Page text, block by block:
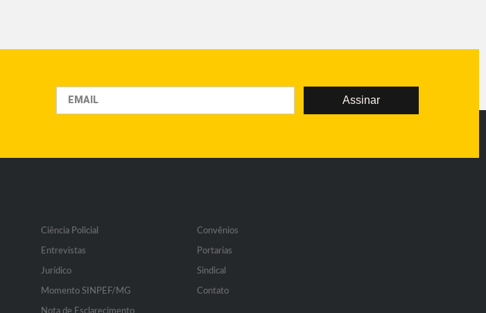
Assinar
Ciência Policial
Entrevistas
Jurídico
Momento SINPEF/MG
Convênios
Portarias
Sindical
Contato